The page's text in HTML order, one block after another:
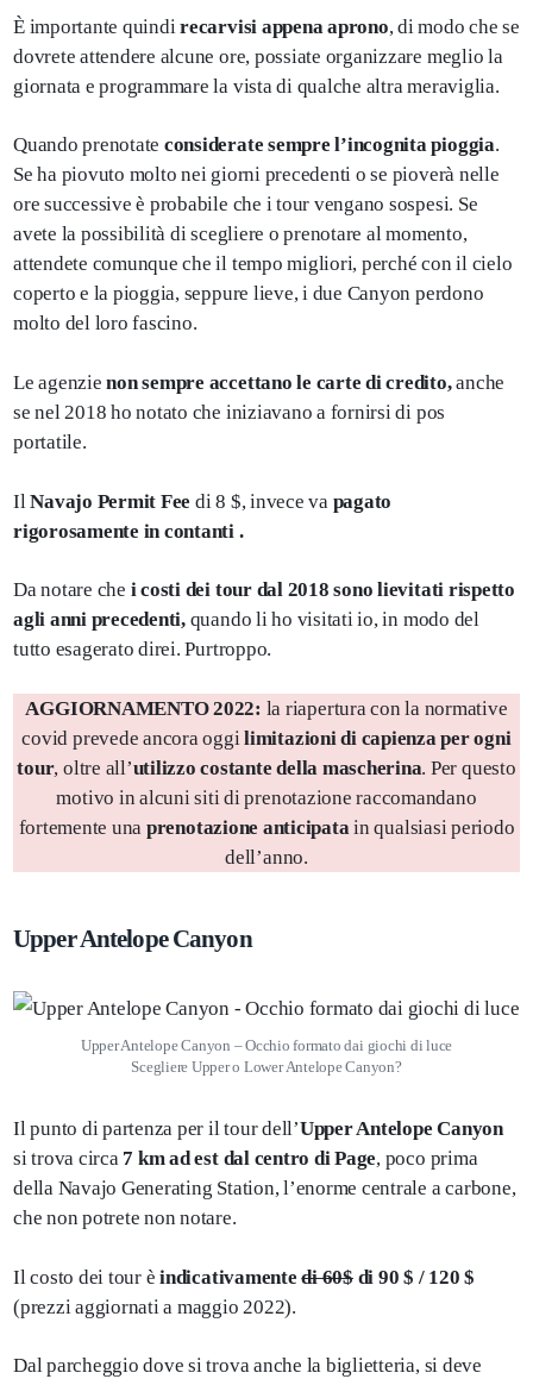
È importante quindirecarvisi appena aprono, di modo che se
dovrete attendere alcune ore, possiate organizzare meglio la
giornata e programmare la vista di qualche altra meraviglia.
Quando prenotate considerate sempre l’incognita pioggia.
Se ha piovuto molto nei giorni precedenti o se pioverà nelle
ore successive è probabile che i tour vengano sospesi. Se
avete la possibilità di scegliere o prenotare al momento,
attendete comunque che il tempo migliori, perché con il cielo
coperto e la pioggia, seppure lieve, i due Canyon perdono
molto del loro fascino.
Le agenzienon sempre accettano le carte di credito,anche
se nel 2018 ho notato che iniziavano a fornirsi di pos
portatile.
IlNavajo Permit Fee di 8 $, invece va pagato
rigorosamente in contanti .
Da notare che i costi dei tour dal 2018 sono lievitati rispetto
agli anni precedenti, quando li ho visitati io, in modo del
tutto esagerato direi. Purtroppo.
AGGIORNAMENTO 2022: la riapertura con la normative
covid prevede ancora oggilimitazioni di capienza per ogni
tour, oltre all’utilizzo costante della mascherina. Per questo
motivo in alcuni siti di prenotazione raccomandano
fortemente una prenotazione anticipatain qualsiasi periodo
dell’anno.
Upper Antelope Canyon
Upper Antelope Canyon – Occhio formato dai giochi di luce
Scegliere Upper o Lower Antelope Canyon?
Il punto di partenza per il tour dell’Upper Antelope Canyon
si trova circa 7 km ad est dal centro di Page, poco prima
della Navajo Generating Station, l’enorme centrale a carbone,
che non potrete non notare.
Il costo dei tour èindicativamentedi 60$ di 90 $ / 120 $
(prezzi aggiornati a maggio 2022).
Dal parcheggio dove si trova anche la biglietteria, si deve